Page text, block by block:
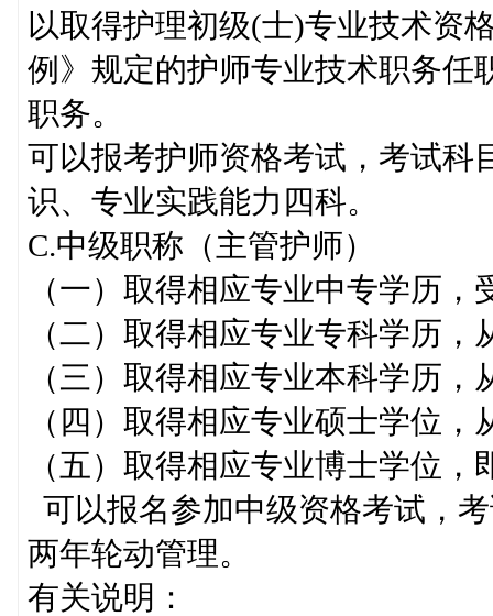
以取得护理初级(士)专业技术资
例》规定的护师专业技术职务任
职务。
可以报考护师资格考试，考试科
识、专业实践能力四科。
C.中级职称（主管护师）
（一）取得相应专业中专学历
（二）取得相应专业专科学历
（三）取得相应专业本科学历
（四）取得相应专业硕士学位
（五）取得相应专业博士学位
可以报名参加中级资格考试，
两年轮动管理。
有关说明：